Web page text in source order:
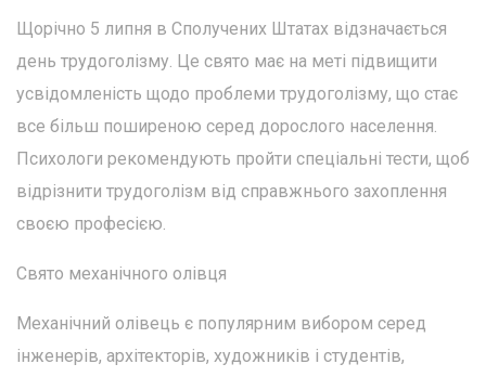
Щорічно 5 липня в Сполучених Штатах відзначається
день трудоголізму. Це свято має на меті підвищити
усвідомленість щодо проблеми трудоголізму, що стає
все більш поширеною серед дорослого населення.
Психологи рекомендують пройти спеціальні тести, щоб
відрізнити трудоголізм від справжнього захоплення
своєю професією.
Свято механічного олівця
Механічний олівець є популярним вибором серед
інженерів, архітекторів, художників і студентів,